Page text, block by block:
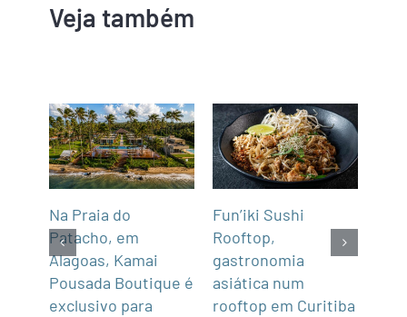
Veja também
Na Praia do
Patacho, em
Alagoas, Kamai
Pousada Boutique é
exclusivo para
Fun’iki Sushi
Rooftop,
gastronomia
asiática num
rooftop em Curitiba